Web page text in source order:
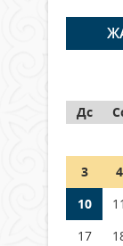
06
05
05
Дс
3
4
10
11
17